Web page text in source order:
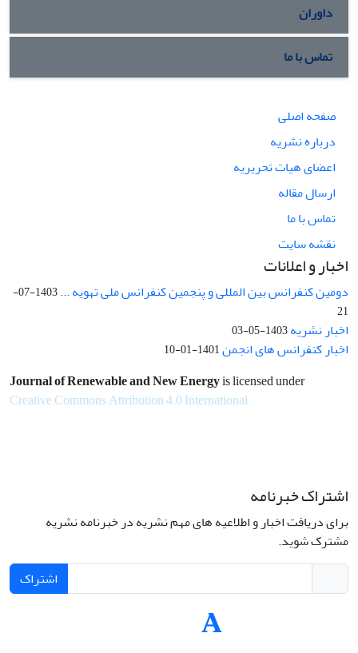
داوران
تماس با ما
صفحه اصلی
درباره نشریه
اعضای هیات تحریریه
ارسال مقاله
تماس با ما
نقشه سایت
اخبار و اعلانات
دومین کنفرانس بین المللی و پنجمین کنفرانس ملی تهویه ...
1403-07-
21
اخبار نشریه1403-05-03
اخبار کنفرانس های انجمن1401-01-10
Journal of Renewable and New Energyis licensed under
Creative Commons Attribution 4.0 International
اشتراک خبرنامه
برای دریافت اخبار و اطلاعیه های مهم نشریه در خبرنامه نشریه
مشترک شوید.
اشتراک